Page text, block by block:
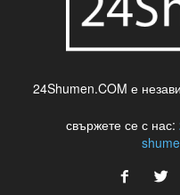
24Shumen.COM е
свържете се с нас: